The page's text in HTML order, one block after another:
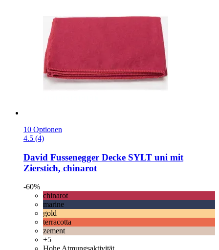
10 Optionen
4.5 (4)
David Fussenegger Decke SYLT uni mit
Zierstich, chinarot
-60%
chinarot
marine
gold
terracotta
zement
+5